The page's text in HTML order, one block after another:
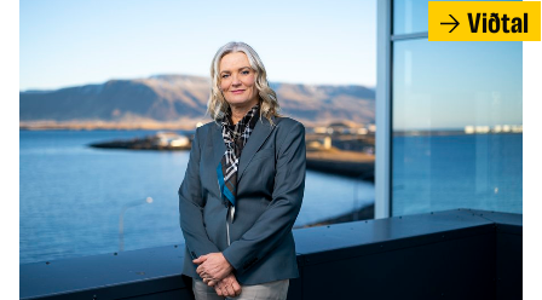
Viðtal